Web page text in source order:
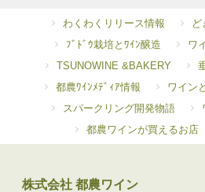
わくわくリリース情報
ﾌﾞﾄﾞｳ栽培とﾜｲﾝ醸造
ワ
TSUNOWINE &BAKERY
都農ﾜｲﾝﾒﾃﾞｨｱ情報
ワイン
スパークリング開発物語
都農ワインが買えるお店
株式会社 都農ワイン